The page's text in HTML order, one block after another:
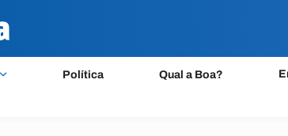
Política Qual a Boa?